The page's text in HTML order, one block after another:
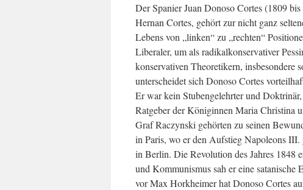
Der Spanier Juan Donoso Cortes (1809
Hernan Cortes, gehört zur nicht ganz
Lebens von „linken“ zu „rechten“
Liberaler, um als radikalkonservativer
konservativen Theoretikern, insbesondere
unterscheidet sich Donoso Cortes
Er war kein Stubengelehrter und
Ratgeber der Königinnen Maria Christina
Graf Raczynski gehörten zu seinen
in Paris, wo er den Aufstieg Napoleons
in Berlin. Die Revolution des Jahres 1848
und Kommunismus sah er eine
vor Max Horkheimer hat Donoso Cortes